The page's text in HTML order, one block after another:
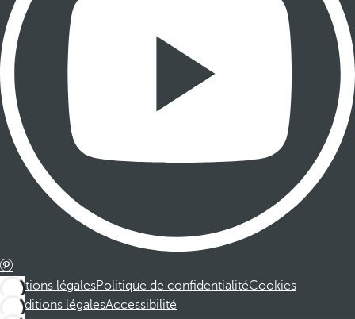
Mentions légalesPolitique de confidentialitéCookies
Conditions légalesAccessibilité